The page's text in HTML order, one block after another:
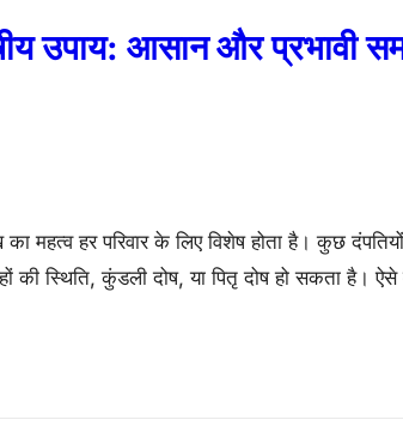
उपाय: आसान और प्रभावी
महत्व हर परिवार के लिए विशेष होता है। कुछ
स्थिति, कुंडली दोष, या पितृ दोष हो सकता है। ऐसे